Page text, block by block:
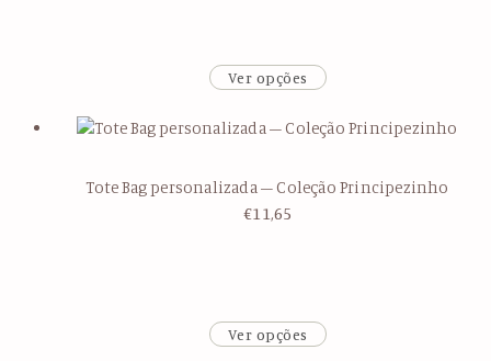
Ver opções
Tote Bag personalizada – Coleção Principezinho
€11,65
Ver opções